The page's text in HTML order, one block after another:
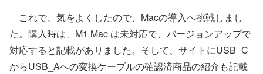
これで、気をよくしたので、Macの導入へ挑戦しまし
た。購入時は、M1 Mac は未対応で、バージョンアップで
対応すると記載がありました。そして、サイトにUSB_C
からUSB_Aへの変換ケーブルの確認済商品の紹介も記載